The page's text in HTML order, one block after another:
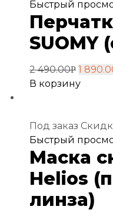
Добавить
в
избранное
Быстрый
SUOMY
2 490.00Р 1
В корзину
Под заказ
Добавить
в
избранное
Быстрый
Маска
Helios
линза)